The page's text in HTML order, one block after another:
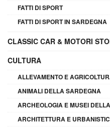
FATTI DI SPORT
FATTI DI SPORT IN SARDEGNA
CLASSIC CAR & MOTORI
CULTURA
ALLEVAMENTO E
ANIMALI DELLA SARDEGNA
ARCHEOLOGIA E MUSEI
ARCHITETTURA E